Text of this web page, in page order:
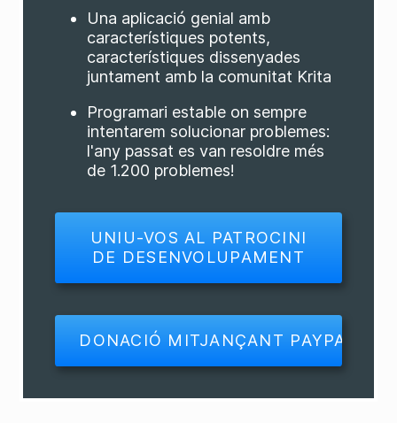
Una aplicació genial amb
característiques potents,
característiques dissenyades
juntament amb la comunitat Krita
Programari estable on sempre
intentarem solucionar problemes:
l'any passat es van resoldre més
de 1.200 problemes!
UNIU-VOS AL PATROCINI
DE DESENVOLUPAMENT